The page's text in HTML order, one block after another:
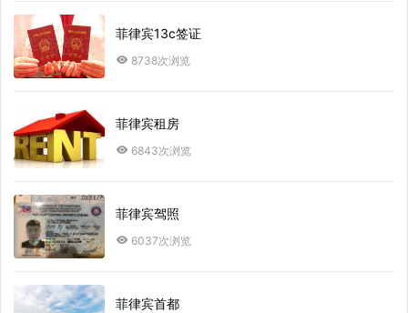
菲律宾13c签证
8738次浏览
菲律宾租房
6843次浏览
菲律宾驾照
6037次浏览
菲律宾首都